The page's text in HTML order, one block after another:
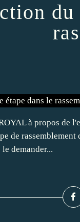
du
à propos de
de
demander...